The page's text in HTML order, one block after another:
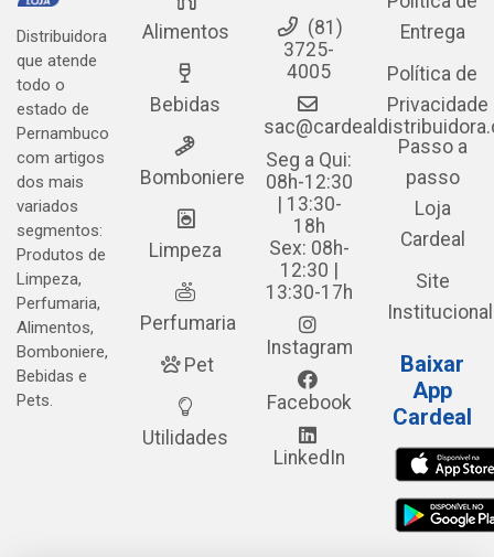
Distribuidora
que atende
todo o
estado de
Pernambuco
com artigos
dos mais
variados
segmentos:
Produtos de
Limpeza,
Perfumaria,
Alimentos,
Bomboniere,
Bebidas e
Pets.
Alimentos
Bebidas
Bomboniere
Limpeza
Perfumaria
Pet
Utilidades
(81)
3725-
4005
Seg a Qui:
08h-12:30
| 13:30-
18h
Sex: 08h-
12:30 |
13:30-17h
Instagram
Facebook
LinkedIn
Entrega
Política de
Privacidade
Passo a
passo
Loja
Cardeal
Site
Institucional
Baixar
App
Cardeal